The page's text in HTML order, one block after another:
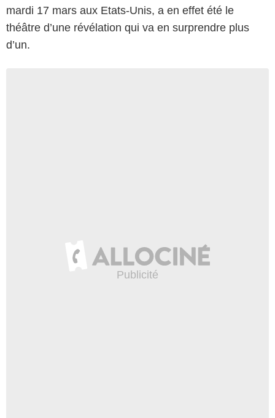
mardi 17 mars aux Etats-Unis, a en effet été le
théâtre d’une révélation qui va en surprendre plus
d’un.